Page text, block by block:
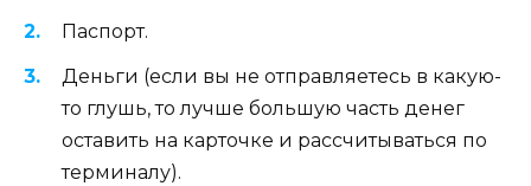
Паспорт.
Деньги (если вы не отправляетесь в какую-
то глушь, то лучше большую часть денег
оставить на карточке и рассчитываться по
терминалу).